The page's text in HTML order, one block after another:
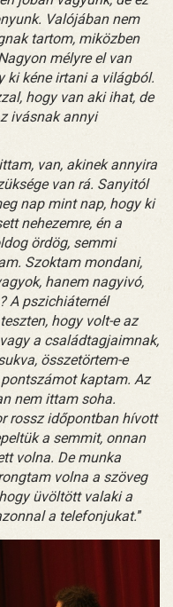
Valójában nem
tartom, miközben
mélyre el van
ki kéne irtani a világból.
hogy van aki ihat, de
ivásnak annyi
van, akinek annyira
van rá. Sanyitól
nap mint nap, hogy ki
nehezemre, én a
ördög, semmi
Szoktam mondani,
hanem nagyivó,
A pszichiáternél
hogy volt-e az
a családtagjaimnak,
összetörtem-e
kaptam. Az
nem ittam soha.
rossz időpontban hívott
a semmit, onnan
volna. De munka
volna a szöveg
üvöltött valaki a
a telefonjukat.”